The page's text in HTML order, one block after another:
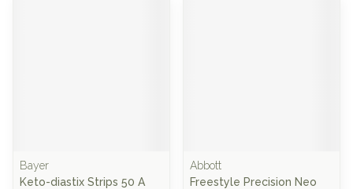
Bayer
Keto-diastix Strips 50 A
Abbott
Freestyle Precision Neo